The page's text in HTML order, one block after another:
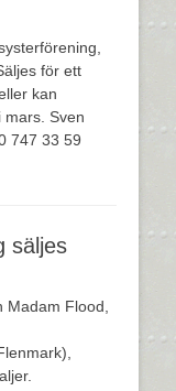
för ett
kan
mars. Sven
747 33 59
säljes
Flood,